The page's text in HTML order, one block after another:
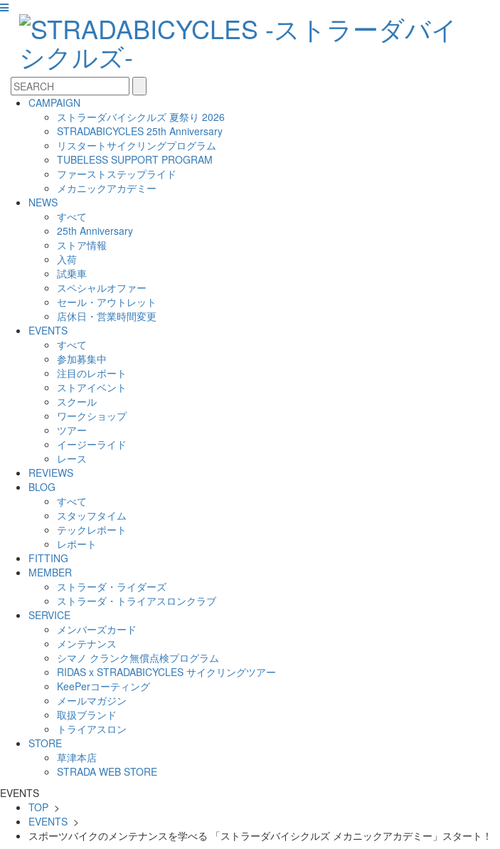
CAMPAIGN
ストラーダバイシクルズ 夏祭り 2026
STRADABICYCLES 25th Anniversary
リスタートサイクリングプログラム
TUBELESS SUPPORT PROGRAM
ファーストステップライド
メカニックアカデミー
NEWS
すべて
25th Anniversary
ストア情報
入荷
試乗車
スペシャルオファー
セール・アウトレット
店休日・営業時間変更
EVENTS
すべて
参加募集中
注目のレポート
ストアイベント
スクール
ワークショップ
ツアー
イージーライド
レース
REVIEWS
BLOG
すべて
スタッフタイム
テックレポート
レポート
FITTING
MEMBER
ストラーダ・ライダーズ
ストラーダ・トライアスロンクラブ
SERVICE
メンバーズカード
メンテナンス
シマノ クランク無償点検プログラム
RIDAS x STRADABICYCLES サイクリングツアー
KeePerコーティング
メールマガジン
取扱ブランド
トライアスロン
STORE
草津本店
STRADA WEB STORE
EVENTS
TOP >
EVENTS >
スポーツバイクのメンテナンスを学べる 「ストラーダバイシクルズ メカニックアカデミー」スタート！